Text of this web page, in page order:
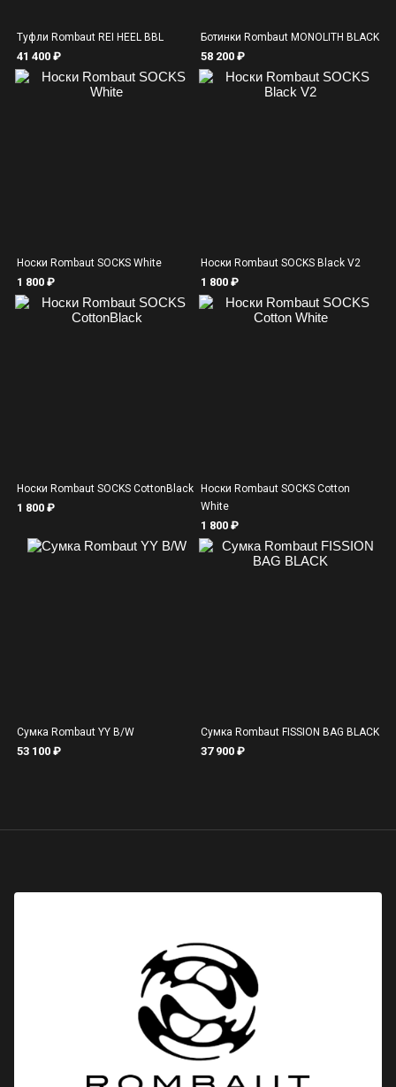
Туфли Rombaut REI HEEL BBL
41 400 ₽
Ботинки Rombaut MONOLITH BLACK
58 200 ₽
Носки Rombaut SOCKS White
1 800 ₽
Носки Rombaut SOCKS Black V2
1 800 ₽
Носки Rombaut SOCKS CottonBlack
1 800 ₽
Носки Rombaut SOCKS Cotton
White
1 800 ₽
Сумка Rombaut YY B/W
53 100 ₽
Сумка Rombaut FISSION BAG BLACK
37 900 ₽